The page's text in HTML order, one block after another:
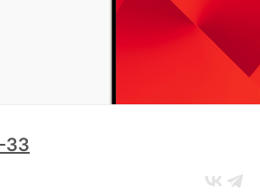
33